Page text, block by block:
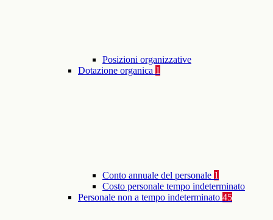
Posizioni organizzative
Dotazione organica 1
Conto annuale del personale 1
Costo personale tempo indeterminato
Personale non a tempo indeterminato 45